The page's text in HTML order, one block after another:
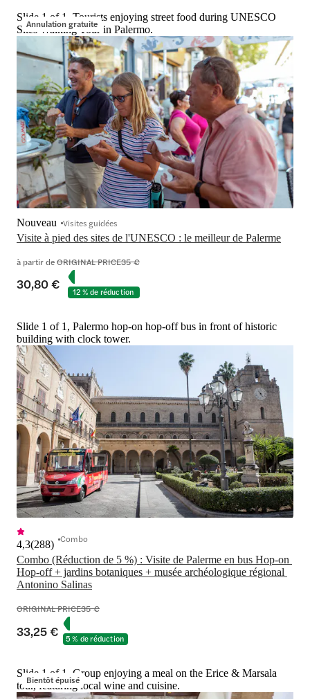
Annulation gratuite
Slide 1 of 1, Tourists enjoying street food during UNESCO
Sites Walking Tour in Palermo.
Visite à pied des sites de l'UNESCO : le meilleur de Palerme
Nouveau Visites guidées
à partir deORIGINAL PRICE35 €
30,80 € 12 % de réduction
Slide 1 of 1, Palermo hop-on hop-off bus in front of historic
building with clock tower.
Combo (Réduction de 5 %) : Visite de Palerme en bus Hop-on
Hop-off + jardins botaniques + musée archéologique régional
Antonino Salinas
4,3(288) Combo
ORIGINAL PRICE35 €
33,25 € 5 % de réduction
Bientôt épuisé
Slide 1 of 1, Group enjoying a meal on the Erice & Marsala
tour, featuring local wine and cuisine.